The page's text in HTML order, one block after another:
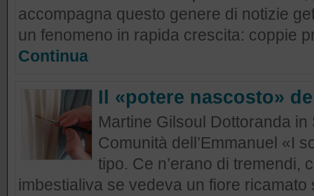
accompagna questo genere di notizie
un fenomeno in rapida crescita: coppie
Continua
Il «potere nascosto»
Martine Gilsoul Dottoranda in
Comunità dell’Emmanuel «I
tipo. Ce n’erano di tremendi,
imbestialiva se vedeva un fiore ricamato